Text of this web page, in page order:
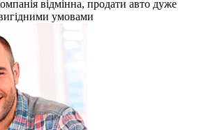
відмінна, продати авто дуже
умовами